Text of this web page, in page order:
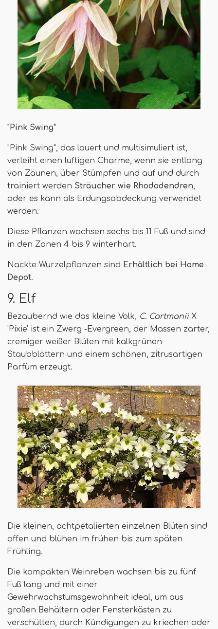
"Pink Swing"
"Pink Swing", das lauert und multisimuliert ist,
verleiht einen luftigen Charme, wenn sie entlang
von Zäunen, über Stümpfen und auf und durch
trainiert werden Sträucher wie Rhododendren,
oder es kann als Erdungsabdeckung verwendet
werden.
Diese Pflanzen wachsen sechs bis 11 Fuß und sind
in den Zonen 4 bis 9 winterhart.
Nackte Wurzelpflanzen sind Erhältlich bei Home
Depot.
9. Elf
Bezaubernd wie das kleine Volk, C. Cartmanii X
'Pixie' ist ein Zwerg -Evergreen, der Massen zarter,
cremiger weißer Blüten mit kalkgrünen
Staubblättern und einem schönen, zitrusartigen
Parfüm erzeugt.
Die kleinen, achtpetalierten einzelnen Blüten sind
offen und blühen im frühen bis zum späten
Frühling.
Die kompakten Weinreben wachsen bis zu fünf
Fuß lang und mit einer
Gewehrwachstumsgewohnheit ideal, um aus
großen Behältern oder Fensterkästen zu
verschütten, durch Kündigungen zu kriechen oder